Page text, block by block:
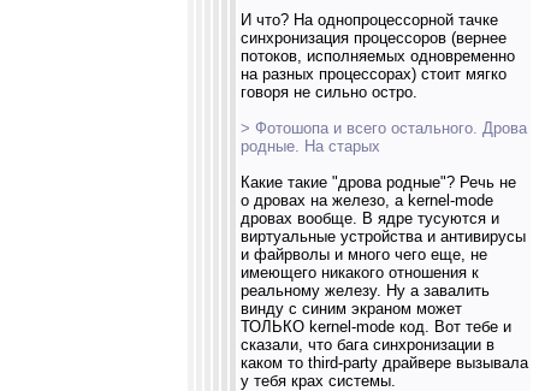
И что? На однопроцессорной тачке
синхронизация процессоров (вернее
потоков, исполняемых одновременно
на разных процессорах) стоит мягко
говоря не сильно остро.
> Фотошопа и всего остального. Дрова
родные. На старых
Какие такие "дрова родные"? Речь не
о дровах на железо, а kernel-mode
дровах вообще. В ядре тусуются и
виртуальные устройства и антивирусы
и файрволы и много чего еще, не
имеющего никакого отношения к
реальному железу. Ну а завалить
винду с синим экраном может
ТОЛЬКО kernel-mode код. Вот тебе и
сказали, что бага синхронизации в
каком то third-party драйвере вызывала
у тебя крах системы.